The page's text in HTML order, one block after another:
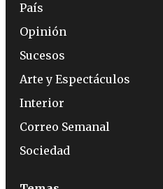
País
Opinión
Sucesos
Arte y Espectáculos
Interior
Correo Semanal
Sociedad